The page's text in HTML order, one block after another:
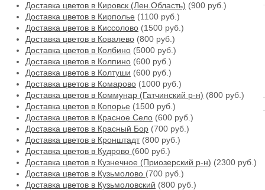
Доставка цветов в Кировск (Лен.Область) (900 руб.)
Доставка цветов в Кирполье (1100 руб.)
Доставка цветов в Киссолово (1500 руб.)
Доставка цветов в Ковалево (800 руб.)
Доставка цветов в Колбино (5000 руб.)
Доставка цветов в Колпино (600 руб.)
Доставка цветов в Колтуши (600 руб.)
Доставка цветов в Комарово (1000 руб.)
Доставка цветов в Коммунар (Гатчинский р-н) (800 руб.)
Доставка цветов в Копорье (1500 руб.)
Доставка цветов в Красное Село (600 руб.)
Доставка цветов в Красный Бор (700 руб.)
Доставка цветов в Кронштадт(800 руб.)
Доставка цветов в Кудрово (600 руб.)
Доставка цветов в Кузнечное (Приозерский р-н) (2300 руб.)
Доставка цветов в Кузьмолово (700 руб.)
Доставка цветов в Кузьмоловский (800 руб.)